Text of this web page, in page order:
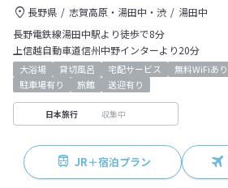
長野県 志賀高原・湯田中・渋
湯田中
長野電鉄線湯田中駅より徒歩で8分
上信越自動車道信州中野インターより20分
大浴場 貸切風呂 宅配サービス 無料WiFiあり
駐車場有り
旅館 送迎有り
日本旅行 収集中
JR＋宿泊プラン